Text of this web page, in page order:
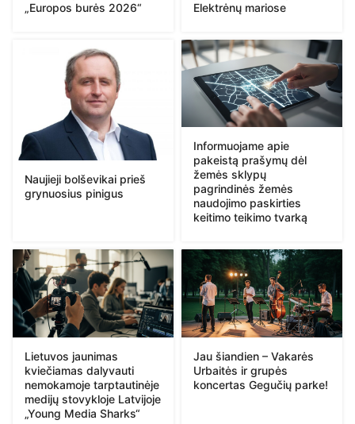
„Europos burės 2026“
Elektrėnų mariose
Naujieji bolševikai prieš
grynuosius pinigus
Informuojame apie
pakeistą prašymų dėl
žemės sklypų
pagrindinės žemės
naudojimo paskirties
keitimo teikimo tvarką
Lietuvos jaunimas
kviečiamas dalyvauti
nemokamoje tarptautinėje
medijų stovykloje Latvijoje
„Young Media Sharks“
Jau šiandien – Vakarės
Urbaitės ir grupės
koncertas Gegučių parke!